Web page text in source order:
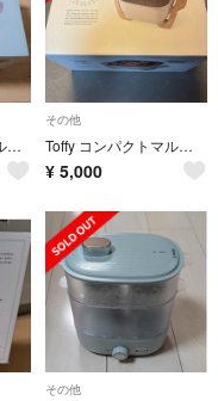
Toffy コンパクト マルチ 電気鍋 PALE AQUA K-HP3-PA
その他
Toffy コンパクトマルチ電気鍋 ASH WHITE K-HP3-AW
¥ 5,000
その他